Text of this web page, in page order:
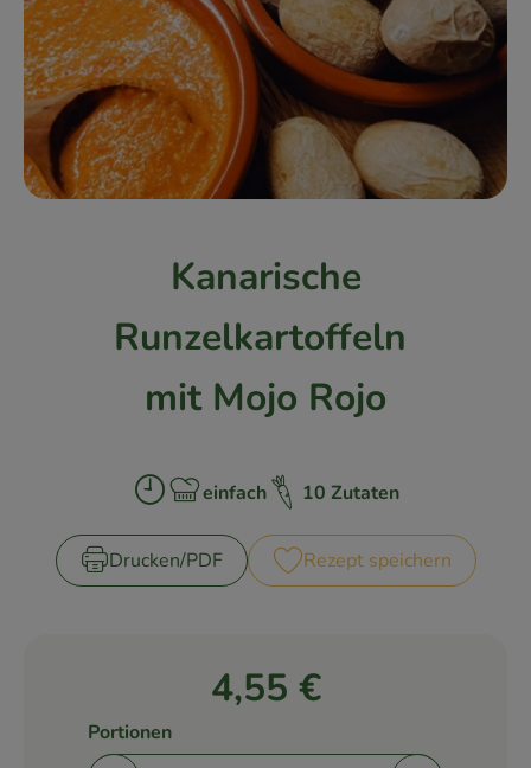
Kühlschrank
Brotkorb
Vorratskammer
Getränke
Firmenkunden
Rezepte
Kanarische
Runzelkartoffeln
mit Mojo Rojo
Zubreitungszeit:
Schwierigkeit:
einfach 10 Zutaten
Drucken​/​PDF Rezept speichern
4,55 €
Portionen